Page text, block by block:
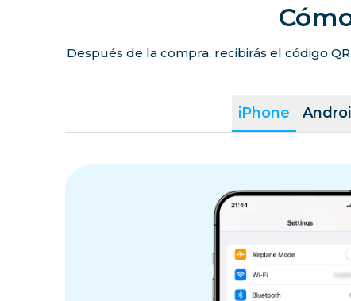
Después de la compra, recibirás el código
iPhone